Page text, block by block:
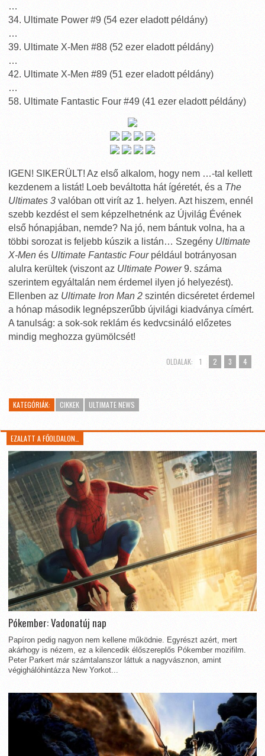
…
34. Ultimate Power #9 (54 ezer eladott példány)
…
39. Ultimate X-Men #88 (52 ezer eladott példány)
…
42. Ultimate X-Men #89 (51 ezer eladott példány)
…
58. Ultimate Fantastic Four #49 (41 ezer eladott példány)
IGEN! SIKERÜLT! Az első alkalom, hogy nem …-tal kellett
kezdenem a listát! Loeb beváltotta hát ígéretét, és a The
Ultimates 3 valóban ott virít az 1. helyen. Azt hiszem, ennél
szebb kezdést el sem képzelhetnénk az Újvilág Évének
első hónapjában, nemde? Na jó, nem bántuk volna, ha a
többi sorozat is feljebb kúszik a listán… Szegény Ultimate
X-Men és Ultimate Fantastic Fourpéldául botrányosan
alulra kerültek (viszont az Ultimate Power9. száma
szerintem egyáltalán nem érdemel ilyen jó helyezést).
Ellenben az Ultimate Iron Man 2 szintén dicséretet érdemel
a hónap második legnépszerűbb újvilági kiadványa címért.
A tanulság: a sok-sok reklám és kedvcsináló előzetes
mindig meghozza gyümölcsét!
OLDALAK: 1 2 3 4
KATEGÓRIÁK: CIKKEK ULTIMATE NEWS
EZALATT A FŐOLDALON…
Pókember: Vadonatúj nap
Papíron pedig nagyon nem kellene működnie. Egyrészt azért, mert
akárhogy is nézem, ez a kilencedik élőszereplős Pókember mozifilm.
Peter Parkert már számtalanszor láttuk a nagyvásznon, amint
végighálóhintázza New Yorkot...